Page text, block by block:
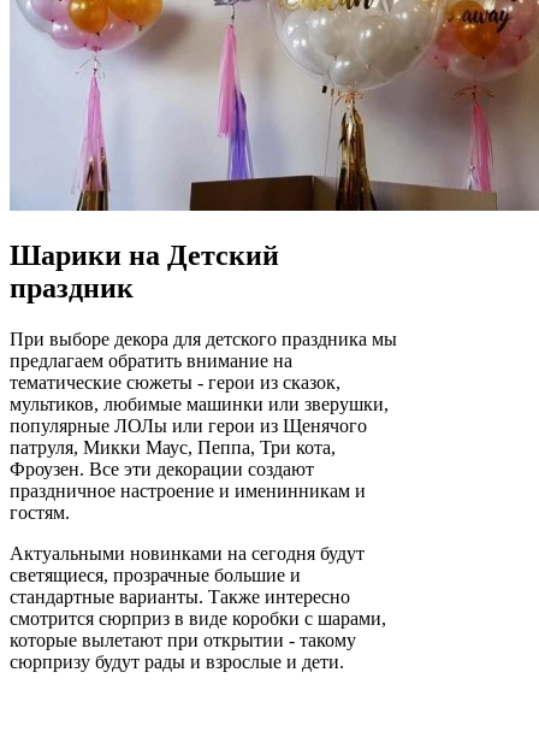
Шарики на Детский
праздник
При выборе декора для детского праздника мы
предлагаем обратить внимание на
тематические сюжеты - герои из сказок,
мультиков, любимые машинки или зверушки,
популярные ЛОЛы или герои из Щенячого
патруля, Микки Маус, Пеппа, Три кота,
Фроузен. Все эти декорации создают
праздничное настроение и именинникам и
гостям.
Актуальными новинками на сегодня будут
светящиеся, прозрачные большие и
стандартные варианты. Также интересно
смотрится сюрприз в виде коробки с шарами,
которые вылетают при открытии - такому
сюрпризу будут рады и взрослые и дети.